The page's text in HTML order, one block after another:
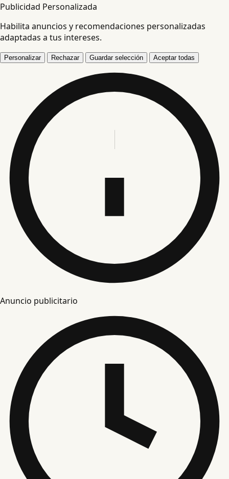
Publicidad Personalizada
Habilita anuncios y recomendaciones personalizadas
adaptadas a tus intereses.
Personalizar Rechazar Guardar selección Aceptar todas
Anuncio publicitario